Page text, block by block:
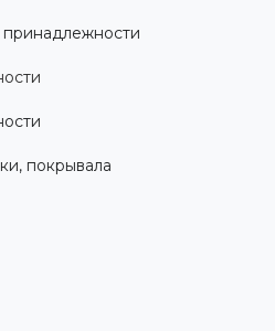
принадлежности
покрывала